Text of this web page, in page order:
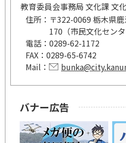
教育委員会事務局 文化課 文
住所： 〒322-0069 栃木県
170（市民文化センタ
電話： 0289-62-1172
FAX： 0289-65-6742
Mail：
バナー広告